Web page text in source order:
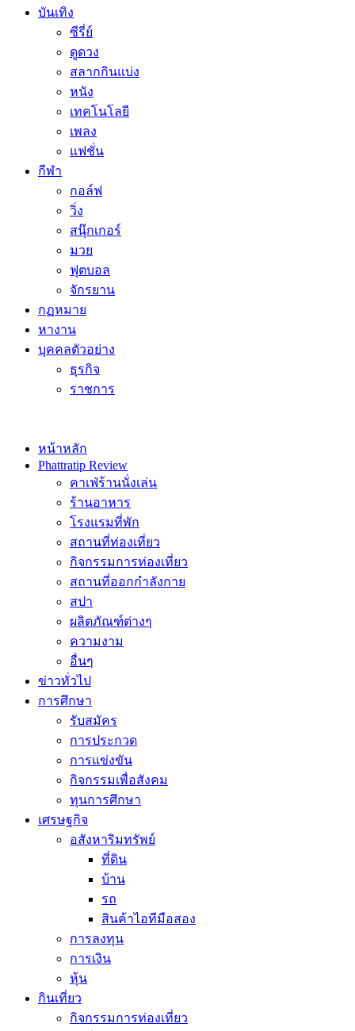
บันเทิง
ซีรี่ย์
ดูดวง
สลากกินแบ่ง
หนัง
เทคโนโลยี
เพลง
แฟชั่น
กีฬา
กอล์ฟ
วิ่ง
สนุ๊กเกอร์
มวย
ฟุตบอล
จักรยาน
กฏหมาย
หางาน
บุคคลตัวอย่าง
ธุรกิจ
ราชการ
หน้าหลัก
Phattratip Review
คาเฟ่ร้านนั่งเล่น
ร้านอาหาร
โรงแรมที่พัก
สถานที่ท่องเที่ยว
กิจกรรมการท่องเที่ยว
สถานที่ออกกำลังกาย
สปา
ผลิตภัณฑ์ต่างๆ
ความงาม
อื่นๆ
ข่าวทั่วไป
การศึกษา
รับสมัคร
การประกวด
การแข่งขัน
กิจกรรมเพื่อสังคม
ทุนการศึกษา
เศรษฐกิจ
อสังหาริมทรัพย์
ที่ดิน
บ้าน
รถ
สินค้าไอทีมือสอง
การลงทุน
การเงิน
หุ้น
กินเที่ยว
กิจกรรมการท่องเที่ยว